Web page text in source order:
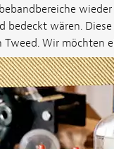
bedeckt wären.
Wir möchten